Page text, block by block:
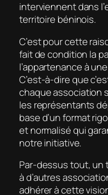
interviennent dans
territoire béninois.
C’est pour cette
fait de condition la
l’appartenance à
C’est-à-dire que
chaque association
les représentants
base d’un format
et normalisé qui
notre initiative.
Par-dessus tout, un
à d’autres
adhérer à cette